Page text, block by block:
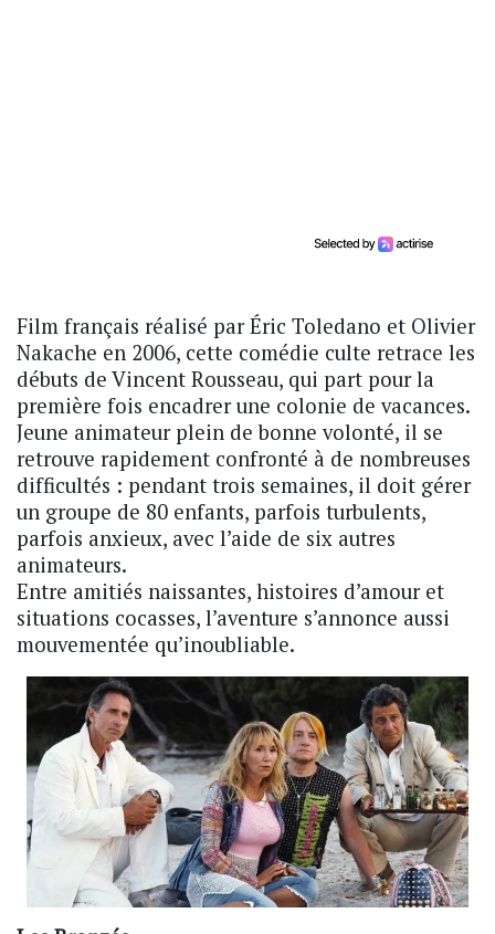
Film français réalisé par Éric Toledano et Olivier
Nakache en 2006, cette comédie culte retrace les
débuts de Vincent Rousseau, qui part pour la
première fois encadrer une colonie de vacances.
Jeune animateur plein de bonne volonté, il se
retrouve rapidement confronté à de nombreuses
difficultés : pendant trois semaines, il doit gérer
un groupe de 80 enfants, parfois turbulents,
parfois anxieux, avec l’aide de six autres
animateurs.
Entre amitiés naissantes, histoires d’amour et
situations cocasses, l’aventure s’annonce aussi
mouvementée qu’inoubliable.